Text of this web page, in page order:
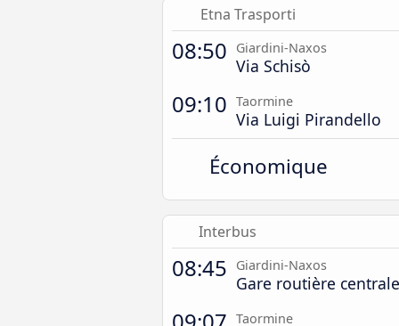
Etna Trasporti
08:50 Giardini-Naxos
Via Schisò
09:10 Taormine
Via Luigi Pirandello
Économique
Interbus
08:45 Giardini-Naxos
Gare routière centrale
Taormine